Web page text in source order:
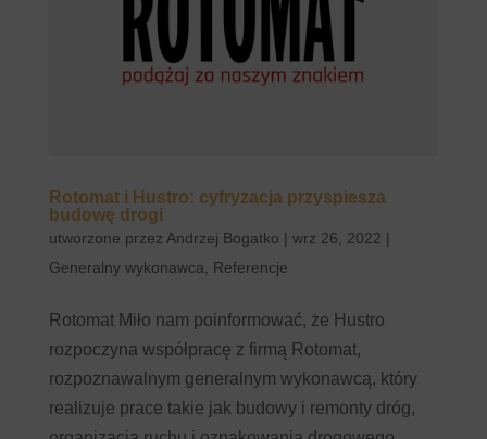
Rotomat i Hustro: cyfryzacja przyspiesza
budowę drogi
utworzone przez Andrzej Bogatko | wrz 26, 2022 |
Generalny wykonawca, Referencje
Rotomat Miło nam poinformować, że Hustro
rozpoczyna współpracę z firmą Rotomat,
rozpoznawalnym generalnym wykonawcą, który
realizuje prace takie jak budowy i remonty dróg,